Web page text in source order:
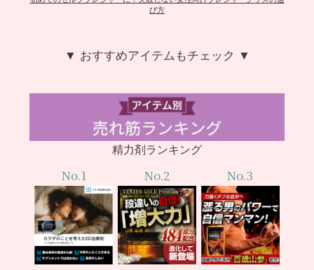
び方
▼ おすすめアイテムもチェック ▼
精力剤ランキング
No.1 No.2 No.3